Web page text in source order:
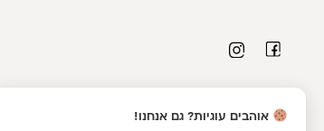
אוהבים עוגיות? גם אנחנו!